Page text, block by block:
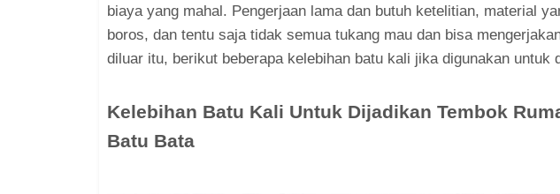
biaya yang mahal. Pengerjaan lama dan butuh ketelitian, material
boros, dan tentu saja tidak semua tukang mau dan bisa
diluar itu, berikut beberapa kelebihan batu kali jika digunakan untuk
Kelebihan Batu Kali Untuk Dijadikan Tembok
Batu Bata